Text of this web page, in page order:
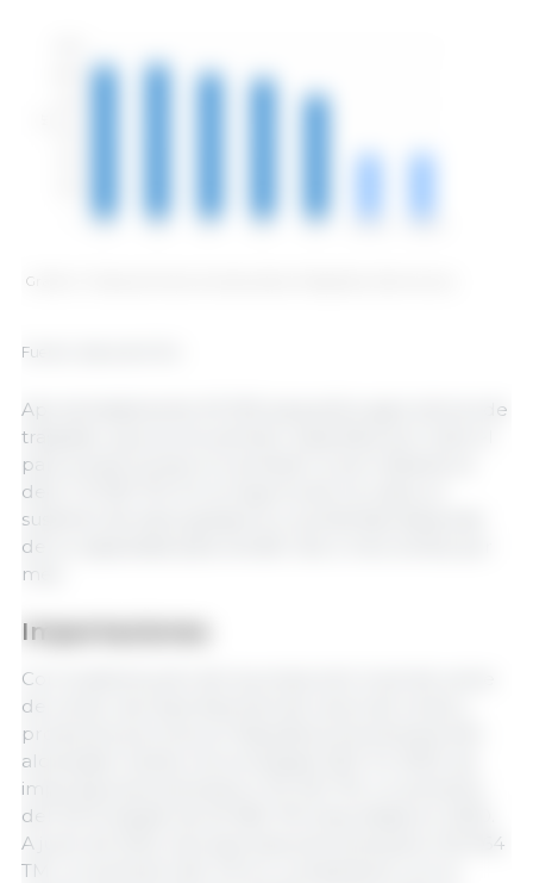
Gráfico 1. Producción de carne de cerdo en República Dominicana
Fuente: datos de MOA
Aproximadamente 20 000 pequeños agricultores de
traspatio, que se encuentran repartidos por todo el
país, proporcionan el suministro local restante es
decir, 15 000 TM. En la mayoría de los casos, el
sustento de estos granjeros y sus familias depende
de su capacidad para vender dos o tres cerdos por
mes.
Importaciones
Con la disminución de la producción local de carne
de cerdo, las importaciones de carne de cerdo y
productos porcinos en República Dominicana han
alcanzado niveles récord desde 2021. En 2023, las
importaciones alcanzaron 101 324 TM, un aumento
del 153 % desde las 40 084 TM importadas en 2020.
A junio de 2024, las importaciones alcanzaron 56 464
TM, un aumento del 3 % en comparación con el